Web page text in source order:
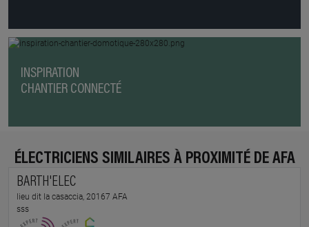
INSPIRATION
CHANTIER CONNECTÉ
ÉLECTRICIENS SIMILAIRES À PROXIMITÉ DE AFA
BARTH'ELEC
lieu dit la casaccia, 20167 AFA
sss